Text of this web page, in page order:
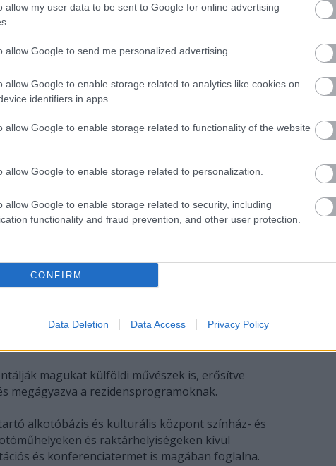
allow my user data to be sent to Google for online advertising
allow Google to send me personalized advertising.
allow Google to enable storage related to analytics like cookies on
identifiers in apps.
allow Google to enable storage related to functionality of the website
allow Google to enable storage related to personalization.
allow Google to enable storage related to security, including
functionality and fraud prevention, and other user protection.
CONFIRM
Data Deletion Data Access Privacy Policy
európai trendeket követi és teljesen
és nagyon aktuális az a célkitűzés, hogy
irányába kívánják
A helyszín kialakítása a válság
trendjébe simul. A külön terekben (irodákban,
a városban elszórtan helyet kapó művészeti
és gazdaságosabb nagy közös térbe
közös megosztására és a közös
így lehetségessé az alkotóművészek, az
kerülő kulturális rendezvények, a művészek és a
látogató szakemberek között, mely későbbi
új gondolatok és innovációk születésének első
magukat külföldi művészek is, erősítve
megágyazva a rezidensprogramoknak.
alkotóbázis és kulturális központ színház- és
és raktárhelyiségeken kívül
és konferenciatermet is magában foglalna.